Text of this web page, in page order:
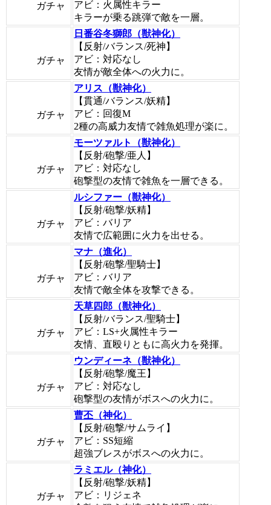
ガチャ
アビ：火属性キラー
キラーが乗る跳弾で敵を一層。
ガチャ
日番谷冬獅郎（獣神化）
【反射/バランス/死神】
アビ：対応なし
友情が敵全体への火力に。
ガチャ
アリス（獣神化）
【貫通/バランス/妖精】
アビ：回復M
2種の高威力友情で雑魚処理が楽に。
ガチャ
モーツァルト（獣神化）
【反射/砲撃/亜人】
アビ：対応なし
砲撃型の友情で雑魚を一層できる。
ガチャ
ルシファー（獣神化）
【反射/砲撃/妖精】
アビ：バリア
友情で広範囲に火力を出せる。
ガチャ
マナ（進化）
【反射/砲撃/聖騎士】
アビ：バリア
友情で敵全体を攻撃できる。
ガチャ
天草四郎（獣神化）
【反射/バランス/聖騎士】
アビ：LS+火属性キラー
友情、直殴りともに高火力を発揮。
ガチャ
ウンディーネ（獣神化）
【反射/砲撃/魔王】
アビ：対応なし
砲撃型の友情がボスへの火力に。
ガチャ
曹丕（神化）
【反射/砲撃/サムライ】
アビ：SS短縮
超強ブレスがボスへの火力に。
ガチャ
ラミエル（神化）
【反射/砲撃/妖精】
アビ：リジェネ